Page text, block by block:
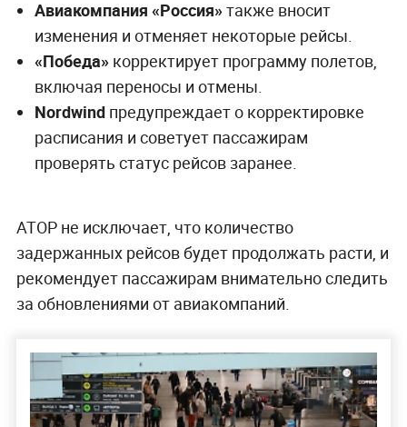
Авиакомпания «Россия»также вносит
изменения и отменяет некоторые рейсы.
«Победа»корректирует программу полетов,
включая переносы и отмены.
Nordwindпредупреждает о корректировке
расписания и советует пассажирам
проверять статус рейсов заранее.
АТОР не исключает, что количество
задержанных рейсов будет продолжать расти, и
рекомендует пассажирам внимательно следить
за обновлениями от авиакомпаний.